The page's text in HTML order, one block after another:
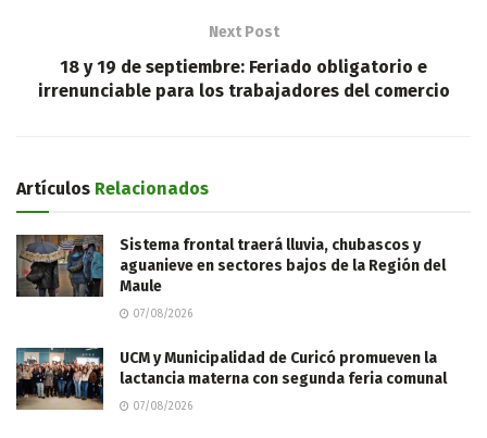
Next Post
18 y 19 de septiembre: Feriado obligatorio e
irrenunciable para los trabajadores del comercio
Artículos Relacionados
Sistema frontal traerá lluvia, chubascos y
aguanieve en sectores bajos de la Región del
Maule
07/08/2026
UCM y Municipalidad de Curicó promueven la
lactancia materna con segunda feria comunal
07/08/2026